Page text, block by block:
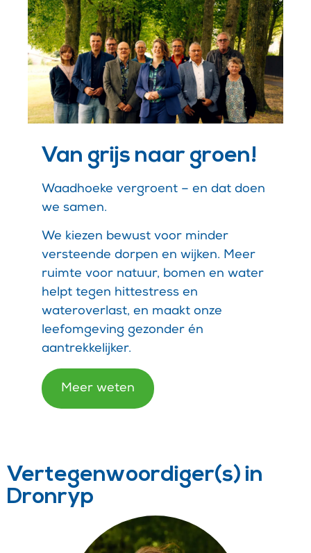
Van grijs naar groen!
Waadhoeke vergroent – en dat doen
we samen.
We kiezen bewust voor minder
versteende dorpen en wijken. Meer
ruimte voor natuur, bomen en water
helpt tegen hittestress en
wateroverlast, en maakt onze
leefomgeving gezonder én
aantrekkelijker.
Meer weten
Vertegenwoordiger(s) in
Dronryp